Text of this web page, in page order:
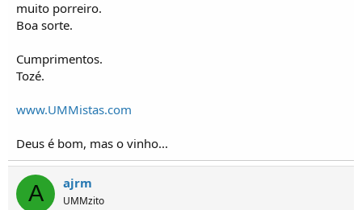
muito porreiro.
Boa sorte.
Cumprimentos.
Tozé.
www.UMMistas.com
Deus é bom, mas o vinho...
A ajrm
UMMzito